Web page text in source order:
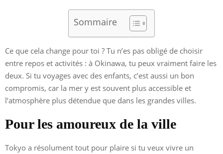
Sommaire
Ce que cela change pour toi ? Tu n’es pas obligé de choisir
entre repos et activités : à Okinawa, tu peux vraiment faire les
deux. Si tu voyages avec des enfants, c’est aussi un bon
compromis, car la mer y est souvent plus accessible et
l’atmosphère plus détendue que dans les grandes villes.
Pour les amoureux de la ville
Tokyo a résolument tout pour plaire si tu veux vivre un